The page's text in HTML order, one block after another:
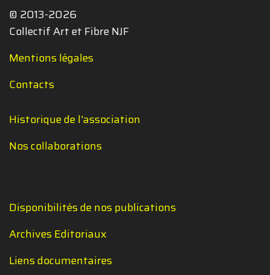
© 2013-2026
Collectif Art et Fibre NJF
Mentions légales
Contacts
Historique de l'association
Nos collaborations
Disponibilités de nos publications
Archives Editoriaux
Liens documentaires